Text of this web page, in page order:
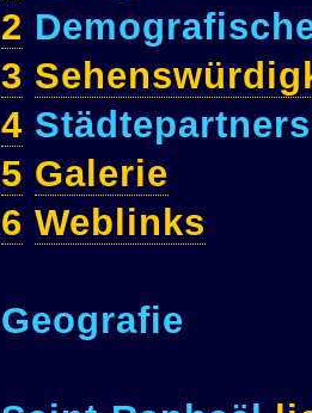
2
3
4
5 Galerie
6 Weblinks
Geografie